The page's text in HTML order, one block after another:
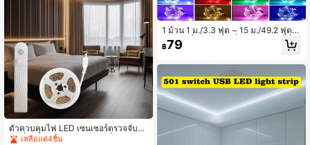
ตัวควบคุมไฟ LED เซนเซอร์ตรวจจับกา
รเคลื่อนไหว PIR ใช้แบตเตอรี่ AAA 4 ก้
เหลือแค่4ชิ้น
1 ม้วน 1 ม./3.3 ฟุต ~ 15 ม./49.2 ฟุตไ
ฟ LED ที่ใช้แบตเตอรี่ (ไม่มีแบตเตอรี่) เ
ปลี่ยนสี RGB ไฟ LED ที่ใช้พลังงานจาก
ป์ปิ้ง และ DIY การตกแต่ง
฿79